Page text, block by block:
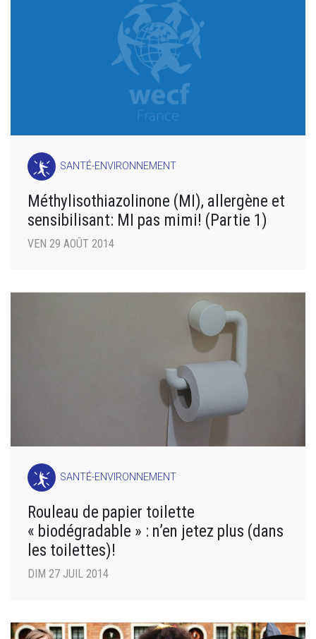
SANTÉ-ENVIRONNEMENT
Méthylisothiazolinone (MI), allergène et
sensibilisant: MI pas mimi! (Partie 1)
VEN 29 AOÛT 2014
SANTÉ-ENVIRONNEMENT
Rouleau de papier toilette
« biodégradable » : n’en jetez plus (dans
les toilettes)!
DIM 27 JUIL 2014